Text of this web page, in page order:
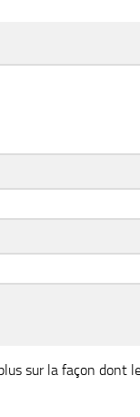
sur la façon dont